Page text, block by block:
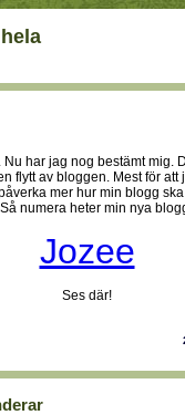
Nu har jag nog bestämt mig.
flytt av bloggen. Mest för att
mer hur min blogg
numera heter min nya
Jozee
Ses där!